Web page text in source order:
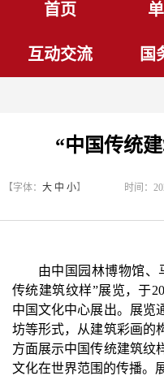
首页
互动交流 国
“中国传统
时间：
【字体： 大 中 小】
由中国园林博物馆、
传统建筑纹样”展览，于
中国文化中心展出。展览
坊等形式，从建筑彩画的
方面展示中国传统建筑纹
文化在世界范围的传播。